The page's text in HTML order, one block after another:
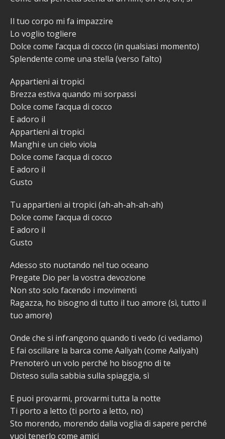
Il tuo corpo mi fa impazzire
Lo voglio togliere
Dolce come l’acqua di cocco (in qualsiasi momento)
Splendente come una stella (verso l’alto)
Appartieni ai tropici
Brezza estiva quando mi sorpassi
Dolce come l’acqua di cocco
E adoro il
Appartieni ai tropici
Manghi e un cielo viola
Dolce come l’acqua di cocco
E adoro il
Gusto
Tu appartieni ai tropici (ah-ah-ah-ah-ah)
Dolce come l’acqua di cocco
E adoro il
Gusto
Adesso sto nuotando nel tuo oceano
Pregate Dio per la vostra devozione
Non sto solo facendo i movimenti
Ragazza, ho bisogno di tutto il tuo amore (sì, tutto il
tuo amore)
Onde che si infrangono quando ti vedo (ci vediamo)
E fai oscillare la barca come Aaliyah (come Aaliyah)
Prenoterò un volo perché ho bisogno di te
Disteso sulla sabbia sulla spiaggia, sì
E puoi provarmi, provarmi tutta la notte
Ti porto a letto (ti porto a letto, no)
Sto morendo, morendo dalla voglia di sapere perché
vuoi tenerlo come amici